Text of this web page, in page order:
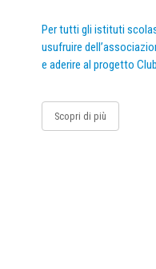
Per tutti gli istituti
usufruire
e aderire al progetto
Scopri di più